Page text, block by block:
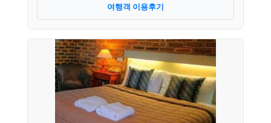
여행객 이용후기